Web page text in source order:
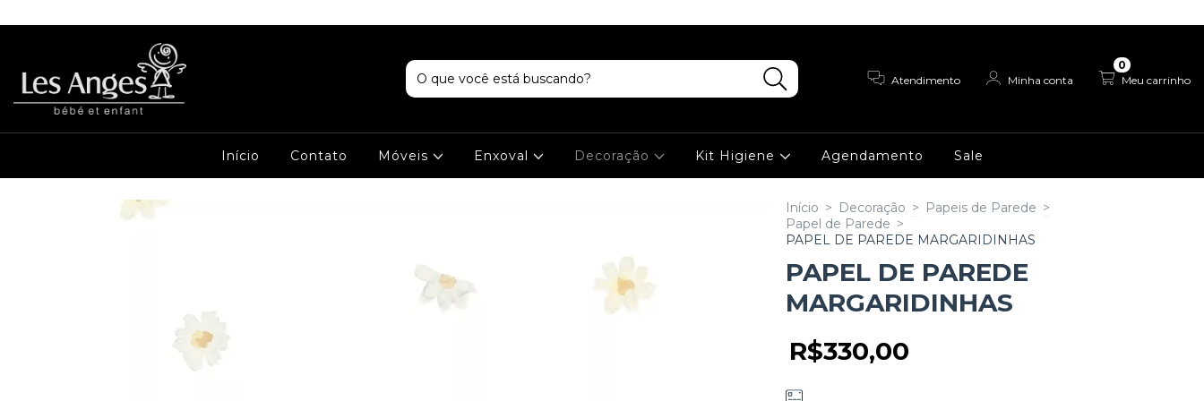
Atendimento Minha conta Meu carrinho
0
Início Contato Móveis Enxoval Decoração Kit Higiene Agendamento Sale
Início > Decoração > Papeis de Parede >
Papel de Parede >
PAPEL DE PAREDE MARGARIDINHAS
PAPEL DE PAREDE
MARGARIDINHAS
R$330,00